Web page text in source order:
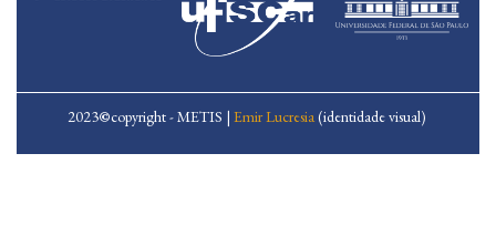
2023©copyright - METIS | Emir Lucresia(identidade visual)